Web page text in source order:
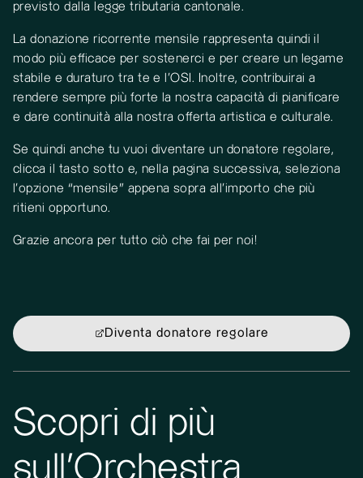
previsto dalla legge tributaria cantonale.
La donazione ricorrente mensile rappresenta quindi il
modo più efficace per sostenerci e per creare un legame
stabile e duraturo tra te e l’OSI. Inoltre, contribuirai a
rendere sempre più forte la nostra capacità di pianificare
e dare continuità alla nostra offerta artistica e culturale.
Se quindi anche tu vuoi diventare un donatore regolare,
clicca il tasto sotto e, nella pagina successiva, seleziona
l’opzione “mensile” appena sopra all’importo che più
ritieni opportuno.
Grazie ancora per tutto ciò che fai per noi!
Diventa donatore regolare
Scopri di più
sull'Orchestra